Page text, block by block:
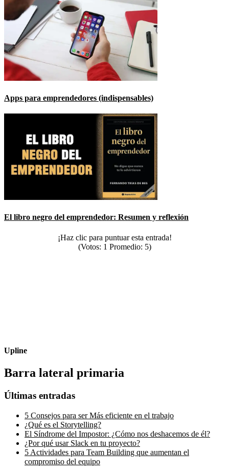
Apps para emprendedores (indispensables)
El libro negro del emprendedor: Resumen y reflexión
¡Haz clic para puntuar esta entrada!
(Votos: 1 Promedio: 5)
Upline
Barra lateral primaria
Últimas entradas
5 Consejos para ser Más eficiente en el trabajo
¿Qué es el Storytelling?
El Síndrome del Impostor: ¿Cómo nos deshacemos de él?
¿Por qué usar Slack en tu proyecto?
5 Actividades para Team Building que aumentan el
compromiso del equipo